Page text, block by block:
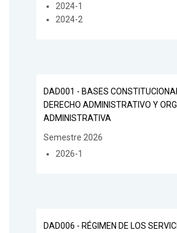
2024-1
2024-2
DAD001 - BASES
DERECHO ADMINISTRATIVO Y
ADMINISTRATIVA
Semestre 2026
2026-1
DAD006 - RÉGIMEN DE LOS